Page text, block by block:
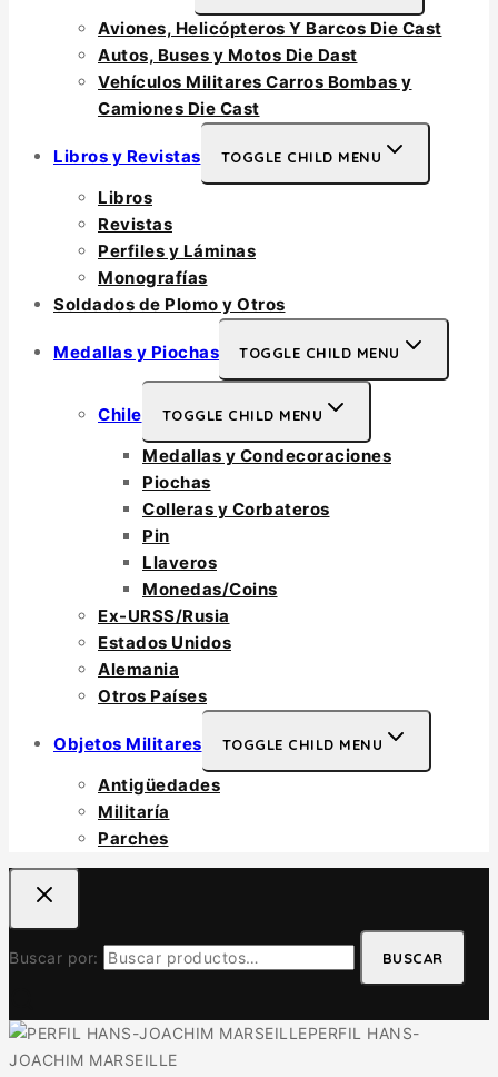
Aviones, Helicópteros Y Barcos Die Cast
Autos, Buses y Motos Die Dast
Vehículos Militares Carros Bombas y
Camiones Die Cast
Libros y Revistas TOGGLE CHILD MENU
Libros
Revistas
Perfiles y Láminas
Monografías
Soldados de Plomo y Otros
Medallas y Piochas TOGGLE CHILD MENU
Chile TOGGLE CHILD MENU
Medallas y Condecoraciones
Piochas
Colleras y Corbateros
Pin
Llaveros
Monedas/Coins
Ex-URSS/Rusia
Estados Unidos
Alemania
Otros Países
Objetos Militares TOGGLE CHILD MENU
Antigüedades
Militaría
Parches
Buscar por: BUSCAR
PERFIL HANS-
JOACHIM MARSEILLE